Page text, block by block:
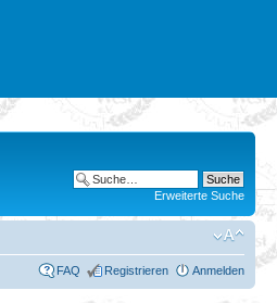
Erweiterte Suche
FAQ Registrieren Anmelden